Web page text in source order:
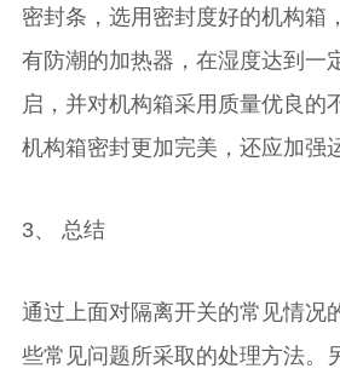
密封条，选用密封度好的机构箱
有防潮的加热器，在湿度达到一
启，并对机构箱采用质量优良的
机构箱密封更加完美，还应加强
3、 总结
通过上面对隔离开关的常见情况
些常见问题所采取的处理方法。